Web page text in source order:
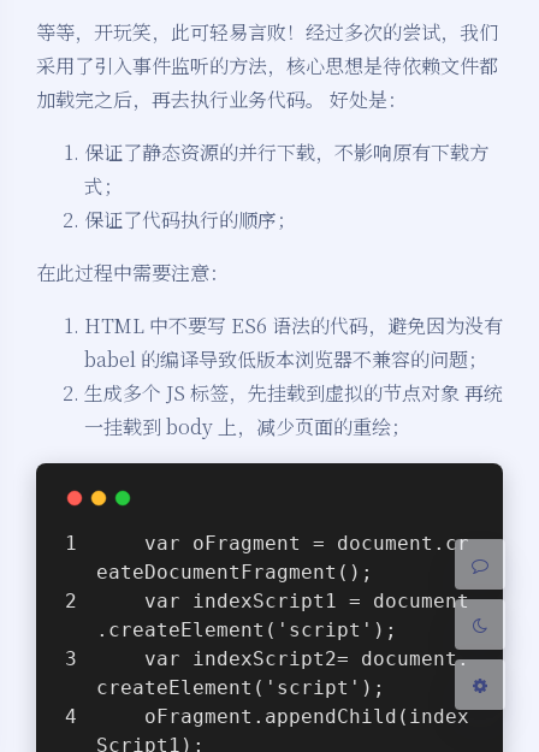
夜间模式
Sans Serif Serif
关闭 日落
等等，开玩笑，此可轻易言败！经过多次的尝试，我们
采用了引入事件监听的方法，核心思想是待依赖文件都
加载完之后，再去执行业务代码。 好处是：
保证了静态资源的并行下载，不影响原有下载方
式；
保证了代码执行的顺序；
在此过程中需要注意：
HTML 中不要写 ES6 语法的代码，避免因为没有
babel 的编译导致低版本浏览器不兼容的问题；
生成多个 JS 标签，先挂载到虚拟的节点对象 再统
一挂载到 body 上，减少页面的重绘；
eateDocumentFragment();
.createElement('script');
createElement('script');
Script1);